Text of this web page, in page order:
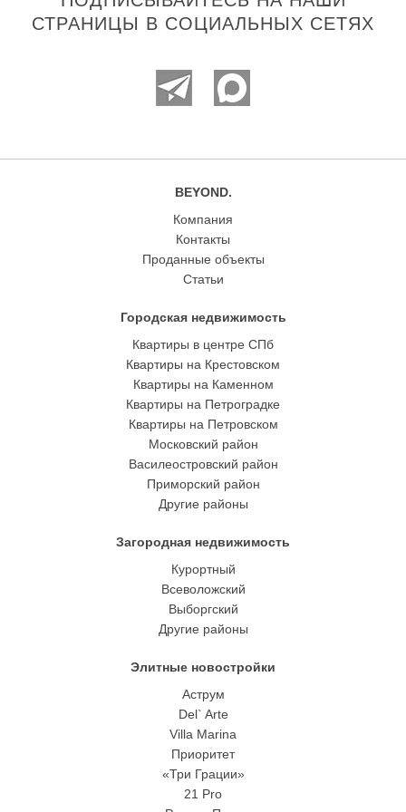
СТРАНИЦЫ В СОЦИАЛЬНЫХ СЕТЯХ
BEYOND.
Компания
Контакты
Проданные объекты
Статьи
Городская недвижимость
Квартиры в центре СПб
Квартиры на Крестовском
Квартиры на Каменном
Квартиры на Петроградке
Квартиры на Петровском
Московский район
Василеостровский район
Приморский район
Другие районы
Загородная недвижимость
Курортный
Всеволожский
Выборгский
Другие районы
Элитные новостройки
Аструм
Del` Arte
Villa Marina
Приоритет
«Три Грации»
21 Pro